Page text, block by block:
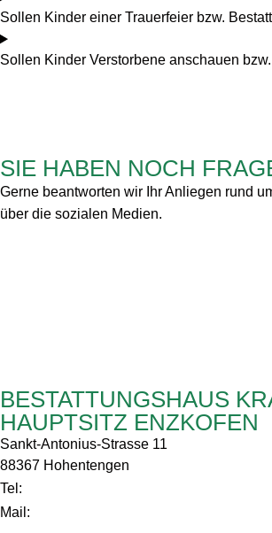
Sollen Kinder einer Trauerfeier bzw.
Sollen Kinder Verstorbene anschauen
SIE HABEN NOCH
Gerne beantworten wir Ihr Anliegen rund
über die sozialen Medien.
BESTATTUNGSHAUS
HAUPTSITZ ENZKOFEN
Sankt-Antonius-Strasse 11
88367 Hohentengen
Tel:
Mail: